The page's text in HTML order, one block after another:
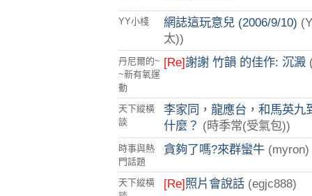
YY小棧 網誌這玩意兒 (2006/9/10)
太))
丹尼爾的~
~新有氧運
動
[Re]謝謝 竹韻 的佳作: 沉澱
天下縱橫
談
李家同，龍應台，和馬英九
什麼？ (時季常(受氣包))
時事與熱
門話題
貪夠了嗎?來群蠻牛 (myron)
天下縱橫
[Re]照片會說話 (egjc888)